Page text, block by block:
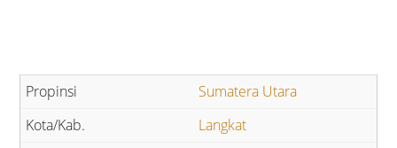
Sumatera Utara
Langkat